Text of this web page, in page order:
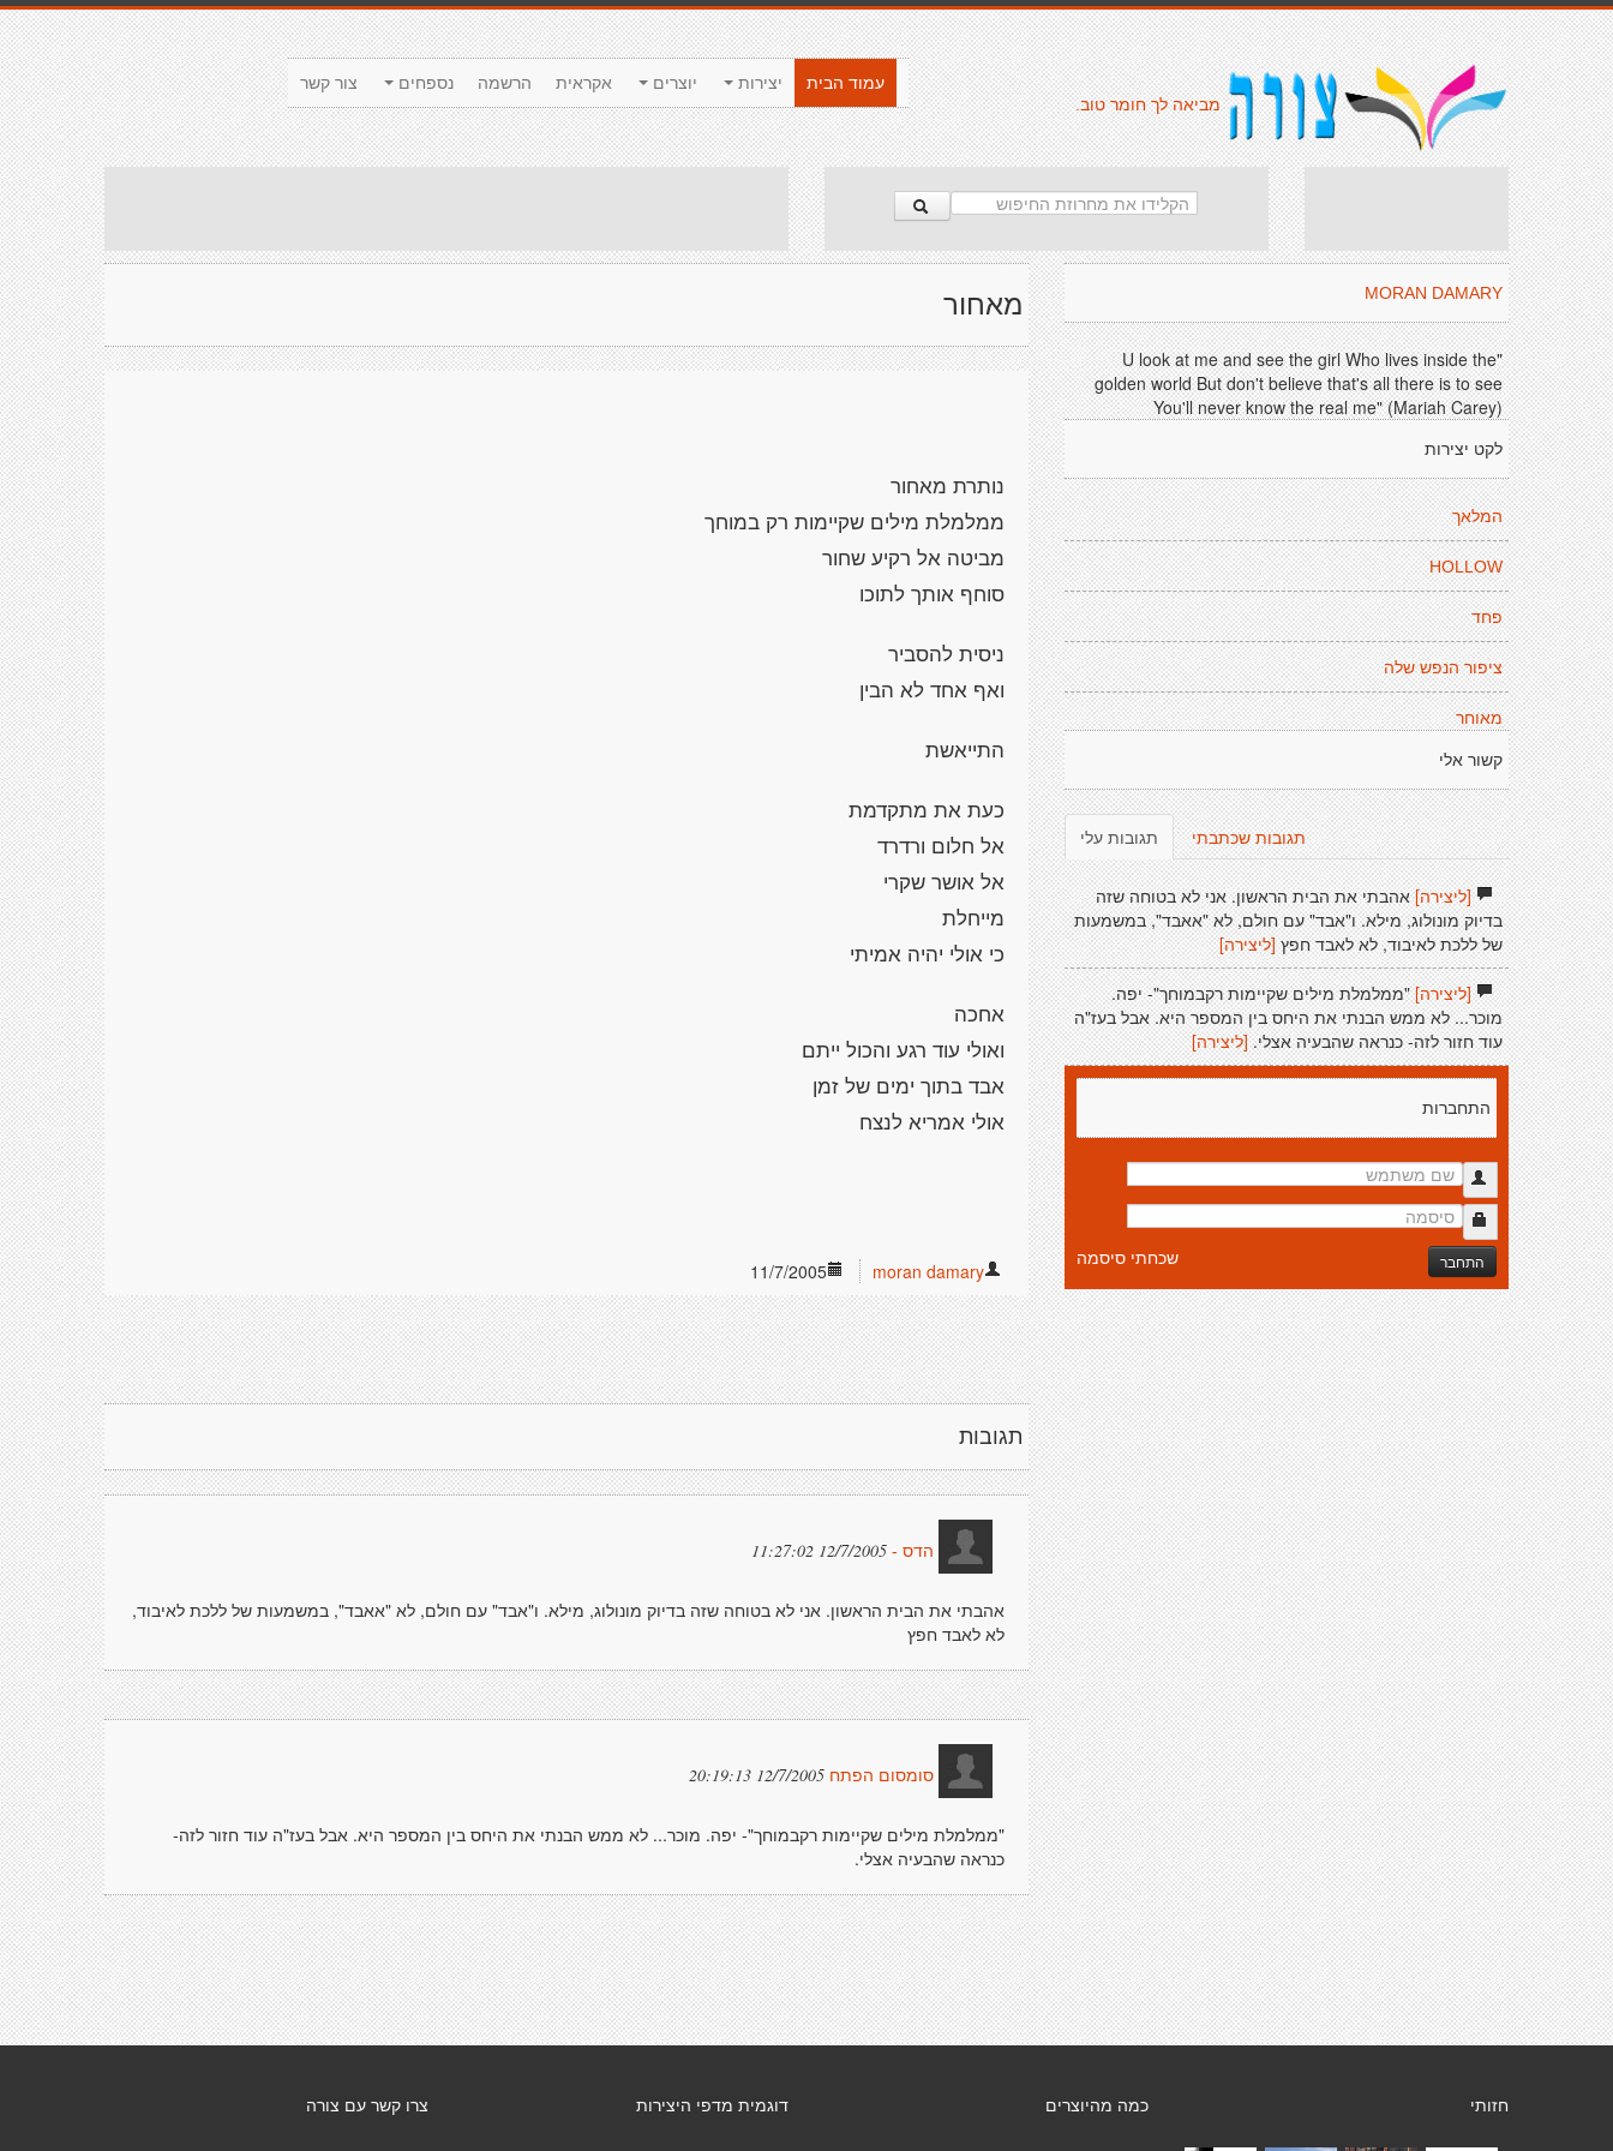
צור קשר נספחים הרשמה אקראית יוצרים יצירות
עמוד הבית
מביאה לך חומר טוב.
מאחור
נותרת מאחור
ממלמלת מילים שקיימות רק במוחך
מביטה אל רקיע שחור
סוחף אותך לתוכו
ניסית להסביר
ואף אחד לא הבין
התייאשת
כעת את מתקדמת
אל חלום ורדרד
אל אושר שקרי
מייחלת
כי אולי יהיה אמיתי
אחכה
ואולי עוד רגע והכול ייתם
אבד בתוך ימים של זמן
אולי אמריא לנצח
11/7/2005 moran damary
תגובות
הדס - 12/7/2005 11:27:02
אהבתי את הבית הראשון. אני לא בטוחה שזה בדיוק מונולוג, מילא. ו"אבד" עם חולם, לא "אאבד", במשמעות של ללכת לאיבוד,
לא לאבד חפץ
סומסום הפתח 12/7/2005 20:19:13
"ממלמלת מילים שקיימות רקבמוחך"- יפה. מוכר... לא ממש הבנתי את היחס בין המספר היא. אבל בעז"ה עוד חזור לזה-
כנראה שהבעיה אצלי.
MORAN DAMARY
"U look at me and see the girl Who lives inside the
golden world But don't believe that's all there is to see
You'll never know the real me" (Mariah Carey)
לקט יצירות
המלאך
HOLLOW
פחד
ציפור הנפש שלה
מאוחר
קשור אלי
תגובות עלי תגובות שכתבתי
[ליצירה]אהבתי את הבית הראשון. אני לא בטוחה שזה
בדיוק מונולוג, מילא. ו"אבד" עם חולם, לא "אאבד", במשמעות
של ללכת לאיבוד, לא לאבד חפץ [ליצירה]
[ליצירה]"ממלמלת מילים שקיימות רקבמוחך"- יפה.
מוכר... לא ממש הבנתי את היחס בין המספר היא. אבל בעז"ה
עוד חזור לזה- כנראה שהבעיה אצלי. [ליצירה]
התחברות
התחבר שכחתי סיסמה
צרו קשר עם צורה דוגמית מדפי היצירות כמה מהיוצרים חזותי